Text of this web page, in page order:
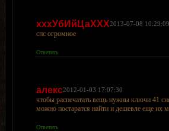
хххУбИйЦаХХХ2013-07-08 10:29:09
спс огромное
Ответить
алекс2012-01-03 17:07:30
чтобы распечатать вещь нужны ключи 41
можно постаратся найти и дешевле еще их
Ответить